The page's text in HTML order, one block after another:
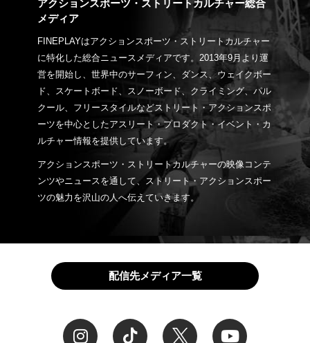
アクションスポーツ・ストリートカルチャー総合
メディア
FINEPLAYはアクションスポーツ・ストリートカルチャー
に特化した総合ニュースメディアです。2013年9月より運
営を開始し、世界中のサーフィン、ダンス、ウェイクボー
ド、スケートボード、スノーボード、クライミング、パル
クール、フリースタイルなどストリート・アクションスポ
ーツを中心としたアスリート・プロダクト・イベント・カ
ルチャー情報を提供しています。
アクションスポーツ・ストリートカルチャーの映像コンテ
ンツやニュースを通して、ストリート・アクションスポー
ツの魅力を沢山の人へ伝えていきます。
配信先メディア一覧